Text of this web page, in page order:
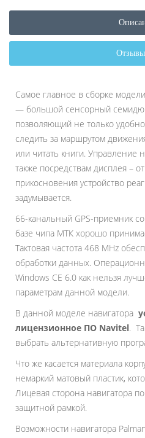
Самое главное в сборке
— большой сенсорный
позволяющий не только
следить за маршрутом
или читать книги. Управление
также посредствам дисплея –
прикосновения устройство
задумывается.
66-канальный GPS-приемник
базе чипа МТК хорошо
Тактовая частота 468 MHz
обработки данных.
Windows CE 6.0 как нельзя
параметрам данной модели.
В данной моделе навигатора
лицензионное ПО Navitel.
выбрать альтернативную
Что же касается материала
немаркий матовый пластик,
Лицевая сторона навигатора
защитной рамкой.
Возможности навигатора